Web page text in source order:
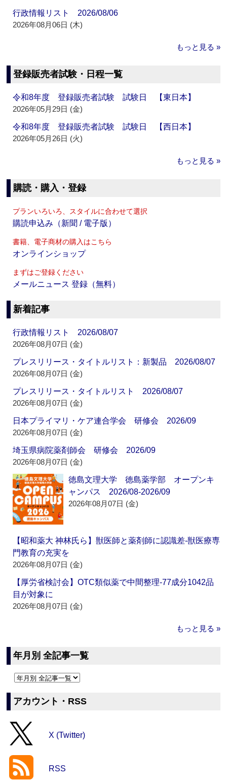
行政情報リスト 2026/08/06
2026年08月06日 (木)
もっと見る »
登録販売者試験・日程一覧
令和8年度 登録販売者試験 試験日 【東日本】
2026年05月29日 (金)
令和8年度 登録販売者試験 試験日 【西日本】
2026年05月26日 (火)
もっと見る »
購読・購入・登録
プランいろいろ、スタイルに合わせて選択
購読申込み（新聞 / 電子版）
書籍、電子商材の購入はこちら
オンラインショップ
まずはご登録ください
メールニュース 登録（無料）
新着記事
行政情報リスト 2026/08/07
2026年08月07日 (金)
プレスリリース・タイトルリスト：新製品 2026/08/07
2026年08月07日 (金)
プレスリリース・タイトルリスト 2026/08/07
2026年08月07日 (金)
日本プライマリ・ケア連合学会 研修会 2026/09
2026年08月07日 (金)
埼玉県病院薬剤師会 研修会 2026/09
2026年08月07日 (金)
徳島文理大学 徳島薬学部 オープンキ
ャンパス 2026/08-2026/09
2026年08月07日 (金)
【昭和薬大 神林氏ら】獣医師と薬剤師に認識差‐獣医療専
門教育の充実を
2026年08月07日 (金)
【厚労省検討会】OTC類似薬で中間整理‐77成分1042品
目が対象に
2026年08月07日 (金)
もっと見る »
年月別 全記事一覧
アカウント・RSS
X (Twitter)
RSS